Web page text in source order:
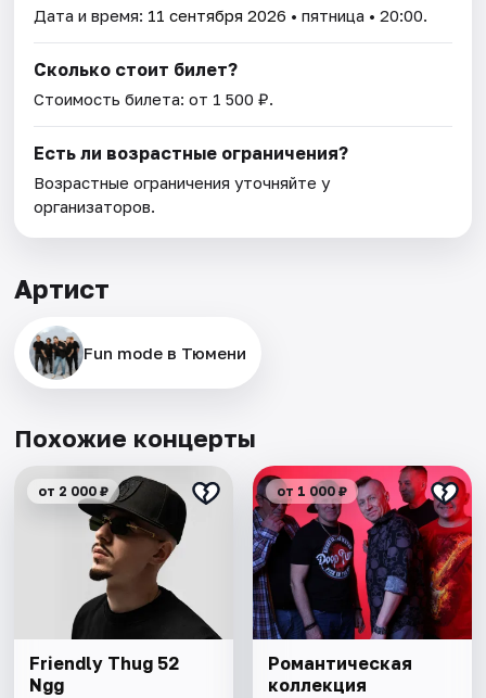
Дата и время: 11 сентября 2026 • пятница • 20:00.
Сколько стоит билет?
Стоимость билета: от 1 500 ₽.
Есть ли возрастные ограничения?
Возрастные ограничения уточняйте у
организаторов.
Артист
Fun mode в Тюмени
Похожие концерты
от 2 000 ₽
Friendly Thug 52
Ngg
от 1 000 ₽
Романтическая
коллекция